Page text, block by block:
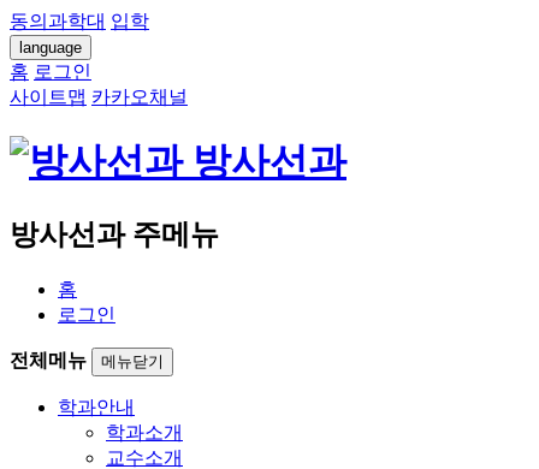
동의과학대 입학
language
홈 로그인
사이트맵 카카오채널
방사선과
방사선과 주메뉴
홈
로그인
전체메뉴 메뉴닫기
학과안내
학과소개
교수소개